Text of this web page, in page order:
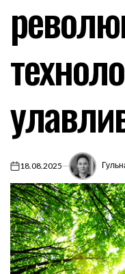
on18.08.2025